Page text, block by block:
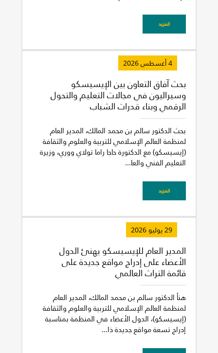
غير راض للغاية راض لأقصى درجة
المزيد
4 أغسطس 2026
بحث آفاق التعاون بين الإيسيسكو
وسيراليون في مجالات التعليم والتحول
الرقمي وبناء قدرات الشباب
بحث الدكتور سالم بن محمد المالك، المدير العام
لمنظمة العالم الإسلامي للتربية والعلوم والثقافة
(إيسيسكو) مع الدكتورة حاجا راما تولاي ووري، وزيرة
التعليم الفني والعا...
المزيد
29 يوليو 2026
المدير العام للإيسيسكو يهنئ الدول
الأعضاء على إدراج مواقع جديدة على
قائمة التراث العالمي
هنأ الدكتور سالم بن محمد المالك، المدير العام
لمنظمة العالم الإسلامي للتربية والعلوم والثقافة
(إيسيسكو)، الدول الأعضاء في المنظمة بمناسبة
إدراج تسعة مواقع جديدة ذا...